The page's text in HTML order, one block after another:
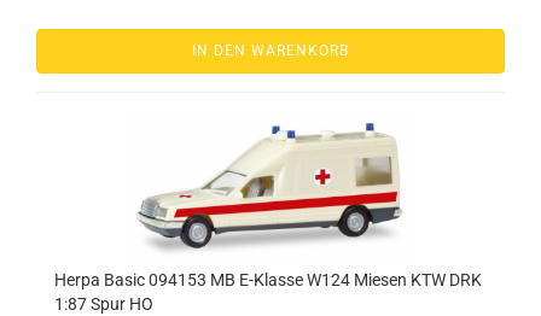
IN DEN WARENKORB
Herpa Basic 094153 MB E-Klasse W124 Miesen KTW DRK
1:87 Spur HO